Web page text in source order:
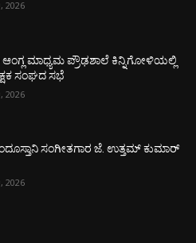
2026
ಮಾಧ್ಯಮ ಪ್ರೌಢಶಾಲೆ ಕಿನ್ನಿಗೋಳಿಯಲ್ಲಿ
ಸಂಘದ ಸಭೆ
2026
ಸಂಗೀತಗಾರ ಜೆ. ಉತ್ತಮ್ ಕುಮಾರ್
2026